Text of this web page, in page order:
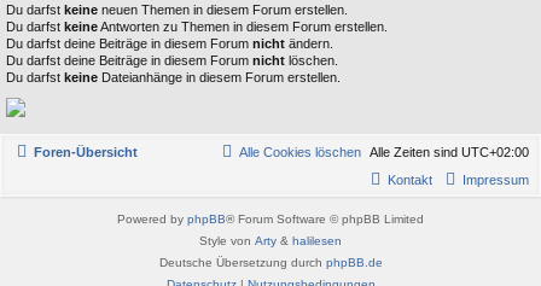
Du darfst keine neuen Themen in diesem Forum erstellen.
Du darfst keineAntworten zu Themen in diesem Forum erstellen.
Du darfst deine Beiträge in diesem Forum nicht ändern.
Du darfst deine Beiträge in diesem Forum nicht löschen.
Du darfst keine Dateianhänge in diesem Forum erstellen.
Foren-Übersicht Alle Zeiten sind UTC+02:00
Alle Cookies löschen
Impressum
Kontakt
Powered by phpBB® Forum Software © phpBB Limited
Style von Arty & halilesen
Deutsche Übersetzung durch phpBB.de